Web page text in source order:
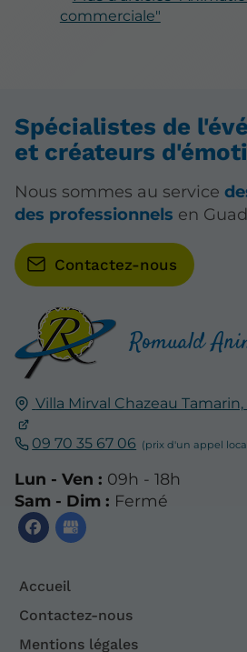
commerciale"
Romuald
Villa Mirval Chazeau Tamarin,
09 70 35 67 06
Lun - Ven : 09h - 18h
Sam - Dim : Fermé
Accueil
Contactez-nous
Mentions légales
Spécialistes de
et créateurs
Nous sommes au service
des professionnels en
Contactez-nous